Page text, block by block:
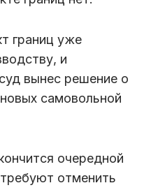
границ уже
и
вынес решение о
самовольной
очередной
отменить